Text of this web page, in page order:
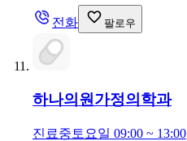
전화 팔로우
하나의원 가정의학과
진료중 토요일 09:00 ~ 13:00